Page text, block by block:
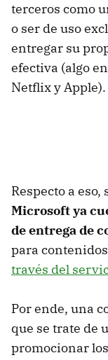
terceros como
o ser de uso
entregar su
efectiva (algo
Netflix y Apple).
Respecto a
Microsoft ya
de entrega de
para
través del
Por ende, una
que se trate de
promocionar